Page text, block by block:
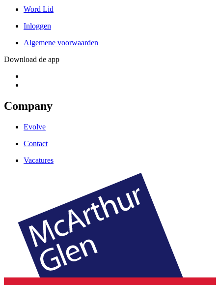
Word Lid
Inloggen
Algemene voorwaarden
Download de app
Company
Evolve
Contact
Vacatures